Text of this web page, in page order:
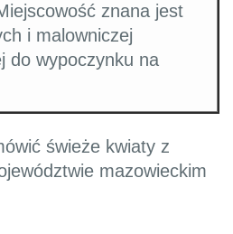
znana jest
i malowniczej
do wypoczynku na
świeże kwiaty z
mazowieckim